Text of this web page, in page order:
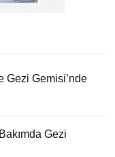
Gezi Gemisi’nde
Gezi